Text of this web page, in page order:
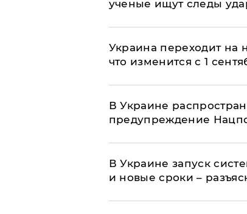
ученые ищут следы
Украина переходит на
что изменится с 1
В Украине
предупреждение
В Украине запуск
и новые сроки –